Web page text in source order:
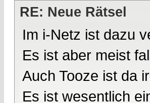
RE: Neue Rätsel
Im i-Netz ist dazu
Es ist aber meist
Auch Tooze ist da
Es ist wesentlich